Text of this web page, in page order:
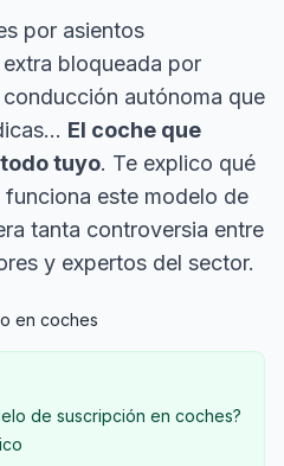
por asientos
bloqueada por
autónoma que
El coche que
tuyo. Te explico qué
este modelo de
tanta controversia entre
y expertos del sector.
en coches
de suscripción en coches?